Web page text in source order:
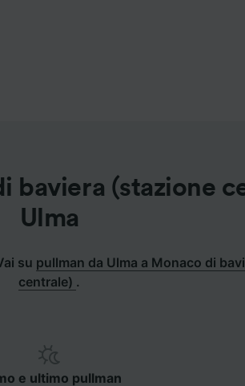
baviera (stazione
Ulma
su pullman da Ulma a Monaco di
centrale) .
e ultimo pullman